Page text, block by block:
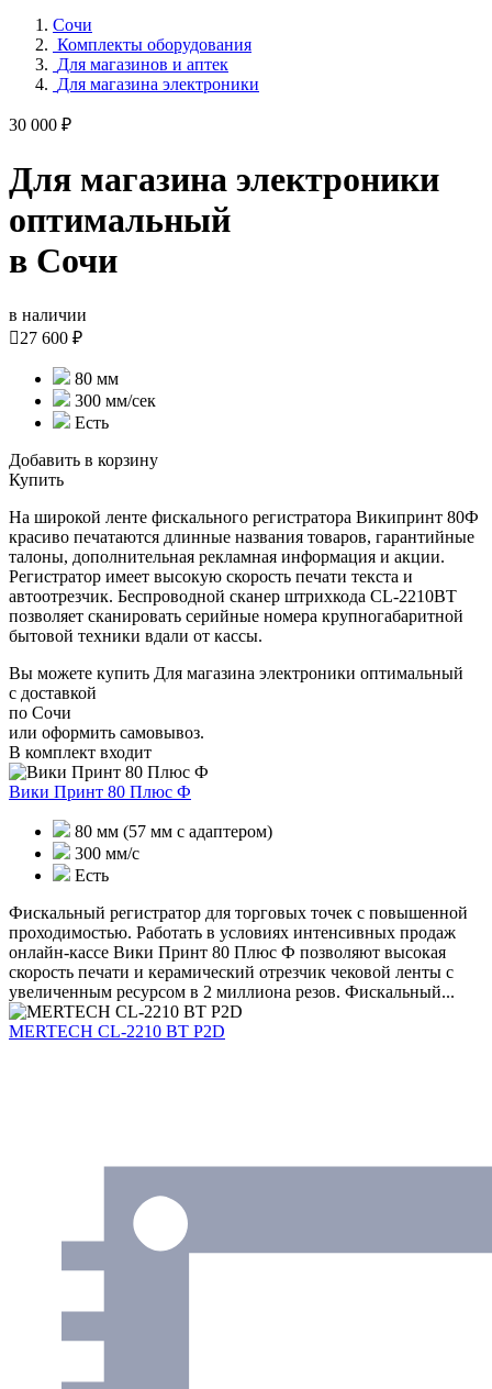
Сочи
Комплекты оборудования
Для магазинов и аптек
Для магазина электроники
30 000 ₽
Для магазина электроники
оптимальный
в Сочи
в наличии
27 600 ₽
80 мм
300 мм/сек
Есть
Добавить в корзину
Купить
На широкой ленте фискального регистратора Википринт 80Ф
красиво печатаются длинные названия товаров, гарантийные
талоны, дополнительная рекламная информация и акции.
Регистратор имеет высокую скорость печати текста и
автоотрезчик. Беспроводной сканер штрихкода CL-2210BT
позволяет сканировать серийные номера крупногабаритной
бытовой техники вдали от кассы.
Вы можете купить Для магазина электроники оптимальный
с доставкой
по Сочи
или оформить самовывоз.
В комплект входит
Вики Принт 80 Плюс Ф
80 мм (57 мм с адаптером)
300 мм/с
Есть
Фискальный регистратор для торговых точек с повышенной
проходимостью. Работать в условиях интенсивных продаж
онлайн-кассе Вики Принт 80 Плюс Ф позволяют высокая
скорость печати и керамический отрезчик чековой ленты с
увеличенным ресурсом в 2 миллиона резов. Фискальный...
MERTECH CL-2210 BT P2D